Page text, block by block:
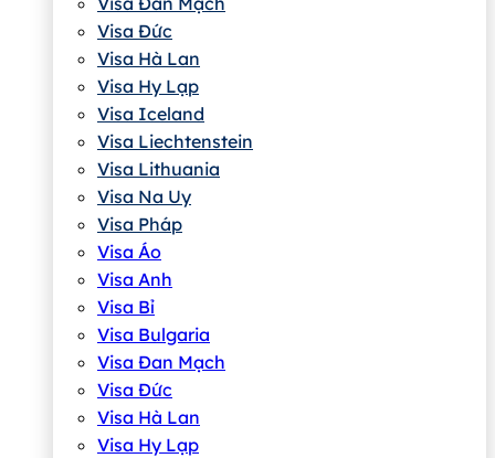
Visa Đức
Visa Hà Lan
Visa Hy Lạp
Visa Iceland
Visa Liechtenstein
Visa Lithuania
Visa Na Uy
Visa Pháp
Visa Áo
Visa Anh
Visa Bỉ
Visa Bulgaria
Visa Đan Mạch
Visa Đức
Visa Hà Lan
Visa Hy Lạp